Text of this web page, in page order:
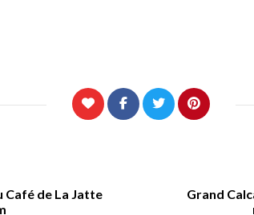
Café de La Jatte
Grand